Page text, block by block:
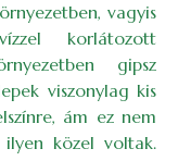
vagyis
korlátozott
gipsz
viszonylag kis
ám ez nem
közel voltak.